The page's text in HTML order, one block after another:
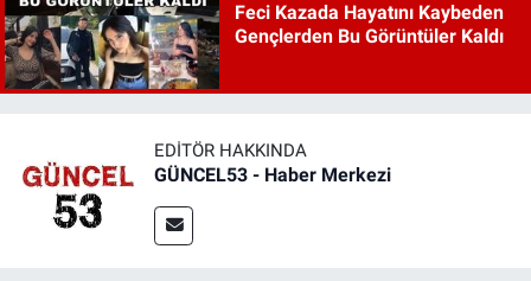
Feci Kazada Hayatını Kaybeden
Gençlerden Bu Görüntüler Kaldı
EDITÖR HAKKINDA
GÜNCEL53 - Haber Merkezi